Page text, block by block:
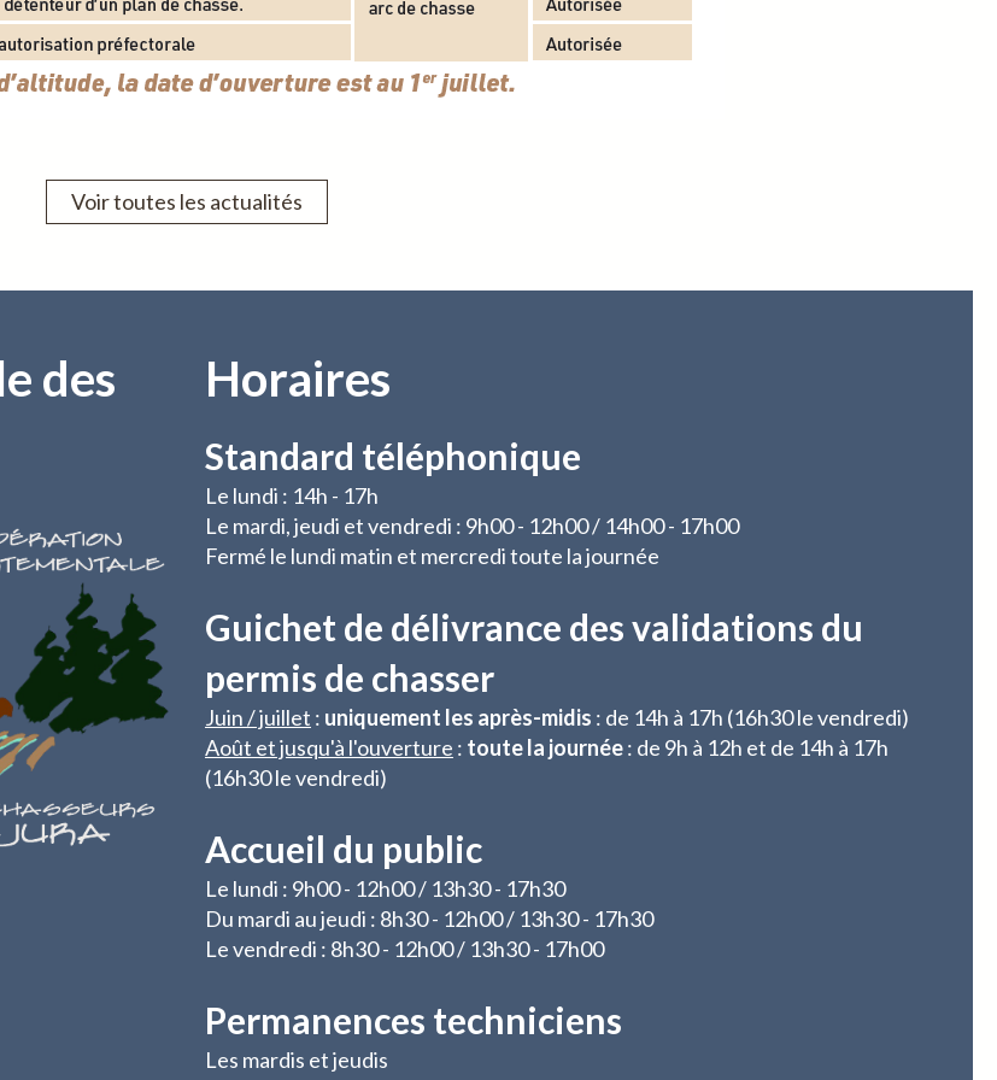
Voir toutes les actualités
des
Horaires
Standard téléphonique
Le lundi : 14h - 17h
Le mardi, jeudi et vendredi : 9h00 - 12h00 / 14h00 - 17h00
Fermé le lundi matin et mercredi toute la journée
Guichet de délivrance des validations du
permis de chasser
Juin / juillet : uniquement les après-midis : de 14h à 17h (16h30 le vendredi)
Août et jusqu'à l'ouverture : toute la journée: de 9h à 12h et de 14h à 17h
(16h30 le vendredi)
Accueil du public
Le lundi : 9h00 - 12h00 / 13h30 - 17h30
Du mardi au jeudi : 8h30 - 12h00 / 13h30 - 17h30
Le vendredi : 8h30 - 12h00 / 13h30 - 17h00
Permanences techniciens
Les mardis et jeudis